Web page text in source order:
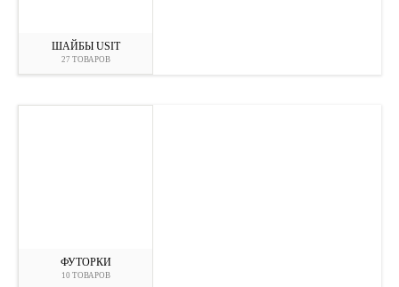
ШАЙБЫ USIT
27 ТОВАРОВ
ФУТОРКИ
10 ТОВАРОВ